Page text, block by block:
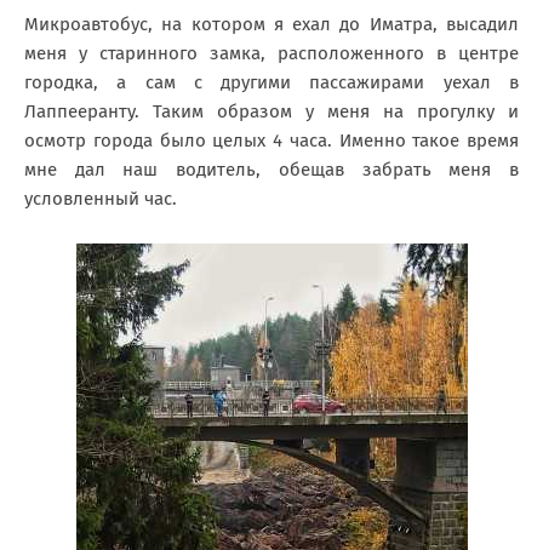
Микроавтобус, на котором я ехал до Иматра, высадил
меня у старинного замка, расположенного в центре
городка, а сам с другими пассажирами уехал в
Лаппееранту. Таким образом у меня на прогулку и
осмотр города было целых 4 часа. Именно такое время
мне дал наш водитель, обещав забрать меня в
условленный час.